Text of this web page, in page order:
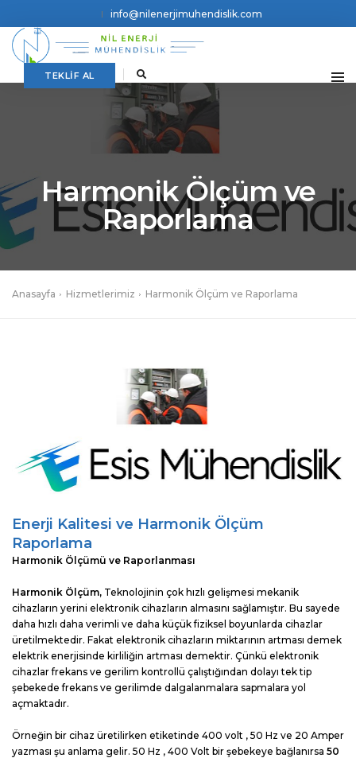
info@nilenerjimuhendislik.com
TEKLİF AL
Harmonik Ölçüm ve
Raporlama
Anasayfa Hizmetlerimiz Harmonik Ölçüm ve Raporlama
Enerji Kalitesi ve Harmonik Ölçüm
Raporlama
Harmonik Ölçümü ve Raporlanması
Harmonik Ölçüm, Teknolojinin çok hızlı gelişmesi mekanik
cihazların yerini elektronik cihazların almasını sağlamıştır. Bu sayede
daha hızlı daha verimli ve daha küçük fiziksel boyunlarda cihazlar
üretilmektedir. Fakat elektronik cihazların miktarının artması demek
elektrik enerjisinde kirliliğin artması demektir. Çünkü elektronik
cihazlar frekans ve gerilim kontrollü çalıştığından dolayı tek tip
şebekede frekans ve gerilimde dalgalanmalara sapmalara yol
açmaktadır.
Örneğin bir cihaz üretilirken etiketinde 400 volt , 50 Hz ve 20 Amper
yazması şu anlama gelir. 50 Hz , 400 Volt bir şebekeye bağlanırsa 50